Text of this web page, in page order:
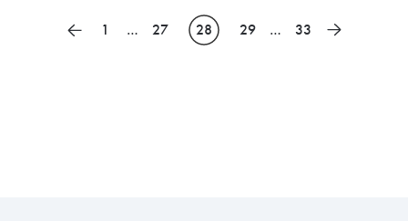
前のページ
1 … 27 28 29 … 33